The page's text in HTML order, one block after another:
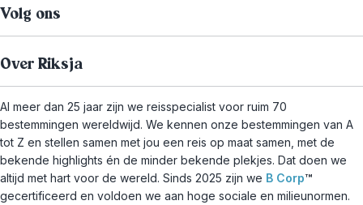
Volg ons
Over Riksja
Al meer dan 25 jaar zijn we reisspecialist voor ruim 70
bestemmingen wereldwijd. We kennen onze bestemmingen van A
tot Z en stellen samen met jou een reis op maat samen, met de
bekende highlights én de minder bekende plekjes. Dat doen we
altijd met hart voor de wereld. Sinds 2025 zijn we B Corp™
gecertificeerd en voldoen we aan hoge sociale en milieunormen.